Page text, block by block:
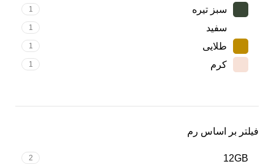
سبز تیره 1
سفید 1
طلایی 1
کرم 1
فیلتر بر اساس رم
12GB
2